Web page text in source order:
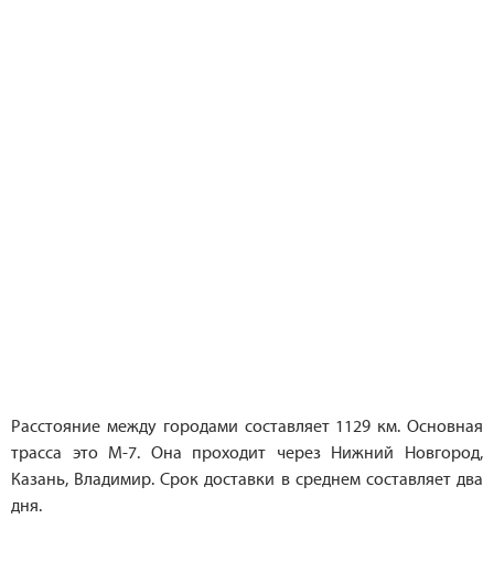
Расстояние между городами составляет 1129 км. Основная
трасса это М-7. Она проходит через Нижний Новгород,
Казань, Владимир. Срок доставки в среднем составляет два
дня.